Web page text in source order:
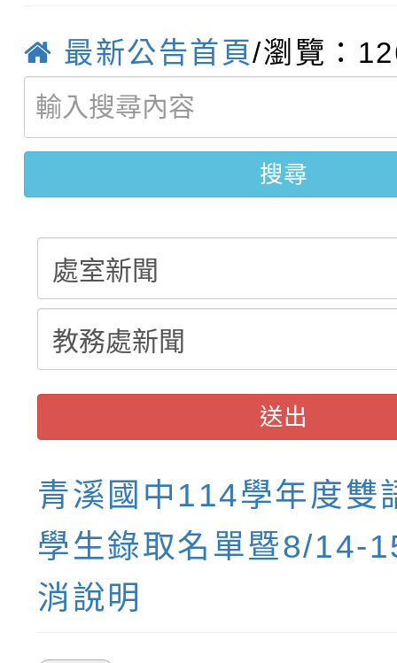
城市手牽手，綠能透明
畫影片一案
轉知：「115學年度全
劇比賽實施要點」及修
表
轉知：桃園市115年度
敬師藝文競賽』實施計
【甄選結果(第11招)】
學年度第1學期第7次
結果(第11招)
【甄選結果(第3招)】
學年度第1學期第9次代
結果(第3招)
最新公告首頁/瀏覽：
搜尋
送出
青溪國中114學年度雙
學生錄取名單暨8/14-
消說明